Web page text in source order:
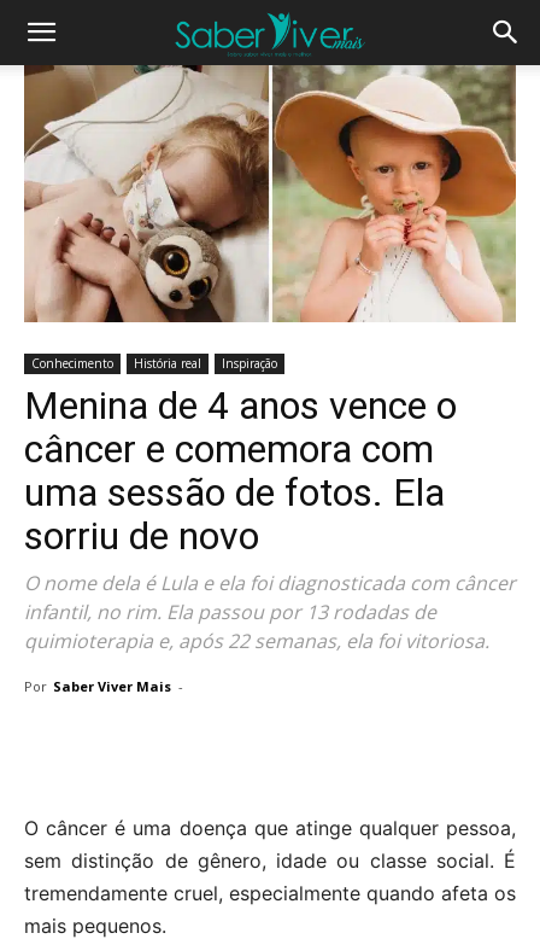
Conhecimento História real Inspiração
Menina de 4 anos vence o
câncer e comemora com
uma sessão de fotos. Ela
sorriu de novo
O nome dela é Lula e ela foi diagnosticada com câncer
infantil, no rim. Ela passou por 13 rodadas de
quimioterapia e, após 22 semanas, ela foi vitoriosa.
Por Saber Viver Mais -
O câncer é uma doença que atinge qualquer pessoa,
sem distinção de gênero, idade ou classe social. É
tremendamente cruel, especialmente quando afeta os
mais pequenos.